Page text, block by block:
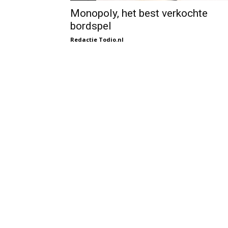
Monopoly, het best verkochte
bordspel
Redactie Todio.nl